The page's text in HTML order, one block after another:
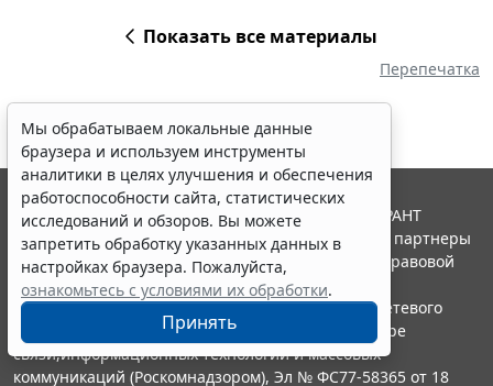
Показать все материалы
Перепечатка
Мы обрабатываем локальные данные
браузера и используем инструменты
аналитики в целях улучшения и обеспечения
работоспособности сайта, статистических
исследований и обзоров. Вы можете
запретить обработку указанных данных в
настройках браузера. Пожалуйста,
ознакомьтесь с условиями их обработки.
Принять
© ООО "НПП "ГАРАНТ-СЕРВИС", 2026. Система ГАРАНТ
выпускается с 1990 года. Компания "Гарант" и ее партнеры
являются участниками Российской ассоциации правовой
информации ГАРАНТ.
Портал ГАРАНТ.РУ зарегистрирован в качестве сетевого
издания Федеральной службой по надзору в сфере
связи,информационных технологий и массовых
коммуникаций (Роскомнадзором), Эл № ФС77-58365 от 18